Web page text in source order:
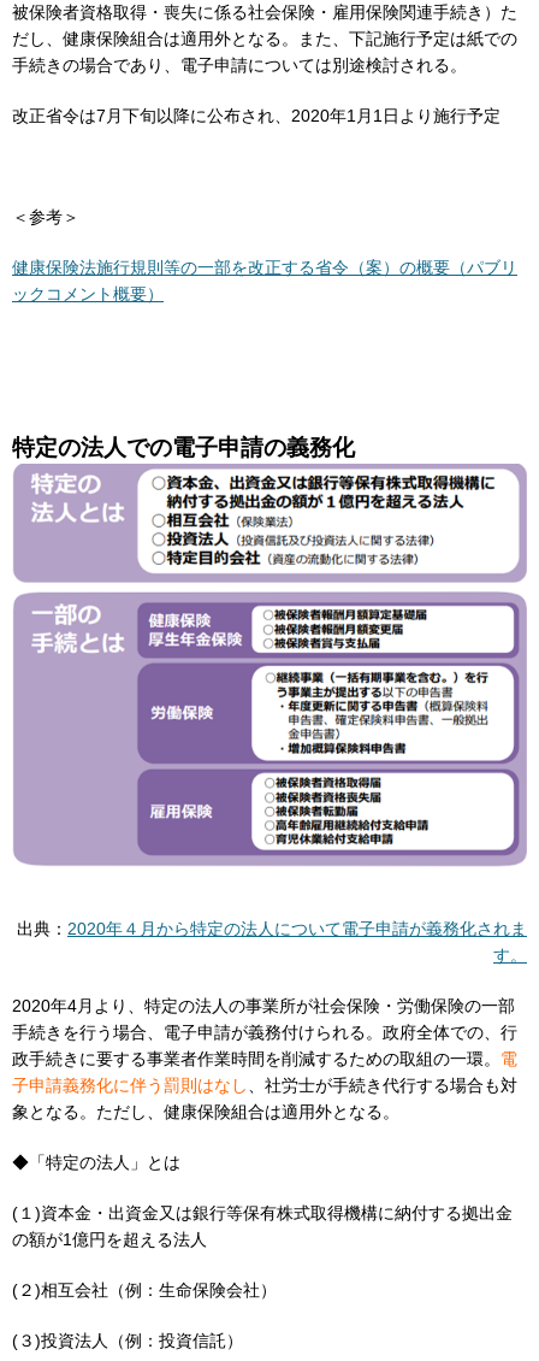
被保険者資格取得・喪失に係る社会保険・雇用保険関連手続き）た
だし、健康保険組合は適用外となる。また、下記施行予定は紙での
手続きの場合であり、電子申請については別途検討される。
改正省令は7月下旬以降に公布され、2020年1月1日より施行予定
＜参考＞
健康保険法施行規則等の一部を改正する省令（案）の概要（パブリ
ックコメント概要）
特定の法人での電子申請の義務化
出典： 2020年４⽉から特定の法人について電子申請が義務化されま
す。
2020年4月より、特定の法人の事業所が社会保険・労働保険の一部
手続きを行う場合、電子申請が義務付けられる。政府全体での、行
政手続きに要する事業者作業時間を削減するための取組の一環。 電
子申請義務化に伴う罰則はなし、社労士が手続き代行する場合も対
象となる。ただし、健康保険組合は適用外となる。
◆「特定の法人」とは
(１)資本金・出資金又は銀行等保有株式取得機構に納付する拠出金
の額が1億円を超える法人
(２)相互会社（例：生命保険会社）
(３)投資法人（例：投資信託）